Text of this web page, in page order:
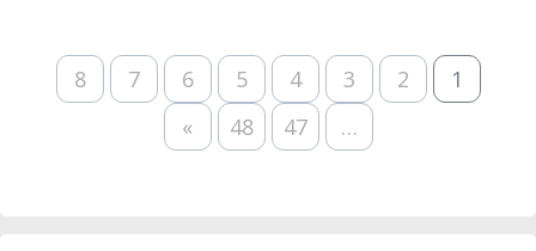
1
2
3
4
5
6
7
8
…
47
48
»